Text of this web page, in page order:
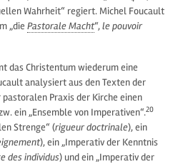
Wahrheit“ regiert. Michel Foucault
„die Pastorale Macht“,le pouvoir
das Christentum wiederum eine
analysiert aus den Texten der
Praxis der Kirche einen
ein „Ensemble von Imperativen“.20
Strenge“ (rigueur doctrinale), ein
), ein „Imperativ der Kenntnis
des individus) und ein „Imperativ der